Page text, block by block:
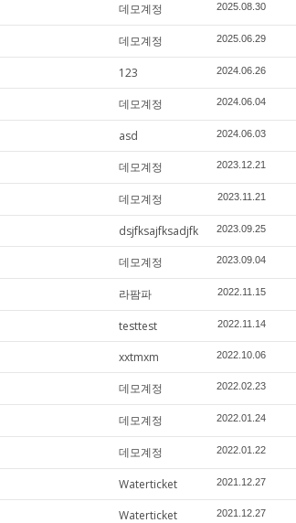
데모계정 2025.08.30
데모계정 2025.06.29
123 2024.06.26
데모계정 2024.06.04
asd 2024.06.03
데모계정 2023.12.21
데모계정 2023.11.21
dsjfksajfksadjfk 2023.09.25
데모계정 2023.09.04
라팜파 2022.11.15
testtest 2022.11.14
xxtmxm 2022.10.06
데모계정 2022.02.23
데모계정 2022.01.24
데모계정 2022.01.22
Waterticket 2021.12.27
Waterticket 2021.12.27